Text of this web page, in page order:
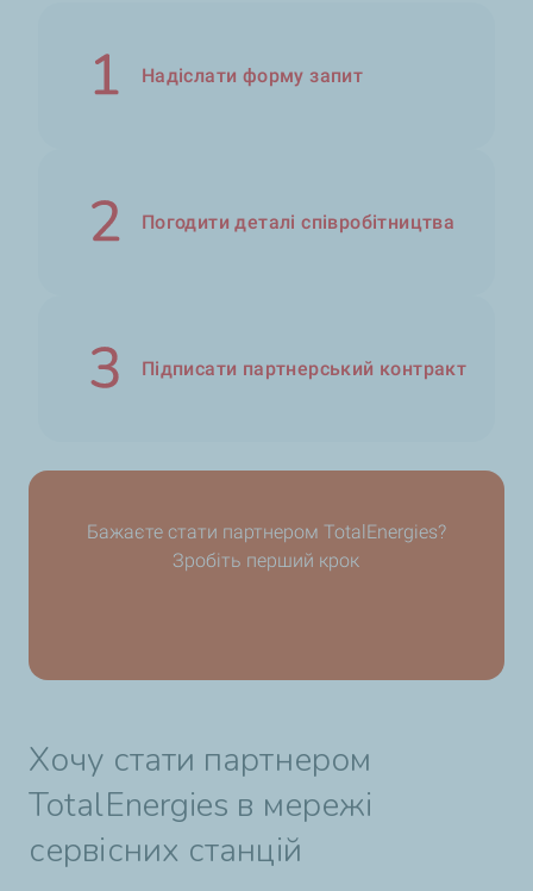
Надіслати форму запит
Погодити деталі співробітництва
Підписати партнерський контракт
Бажаєте стати партнером TotalEnergies?
Зробіть перший крок
Хочу стати партнером
TotalEnergies в мережі
сервісних станцій